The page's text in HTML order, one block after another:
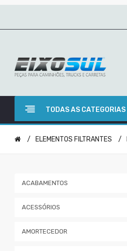
TODAS AS CATEGORIAS
ELEMENTOS FILTRANTES
ACABAMENTOS
ACESSÓRIOS
AMORTECEDOR